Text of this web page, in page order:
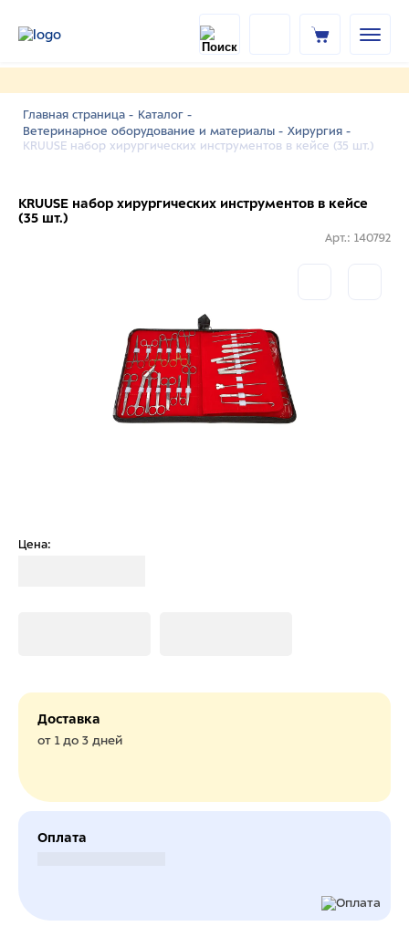
Главная страница - Каталог -
Ветеринарное оборудование и материалы - Хирургия -
KRUUSE набор хирургических инструментов в кейсе (35 шт.)
KRUUSE набор хирургических инструментов в кейсе
(35 шт.)
Арт.: 140792
Цена:
Доставка
от 1 до 3 дней
Оплата